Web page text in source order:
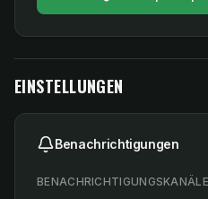
EINSTELLUNGEN
Benachrichtigungen
BENACHRICHTIGUNGSKANÄLE